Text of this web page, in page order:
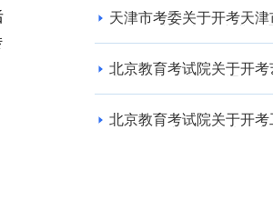
天津市考委关于开考天
北京教育考试院关于开
北京教育考试院关于开